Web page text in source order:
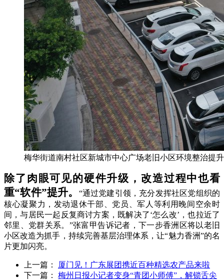
梅华街道南村社区新城市中心广场老旧小区环境整治提
除了肉眼可见的硬件升级，改造过程中也看
重“软件”提升。
“通过党建引领，充分发挥社区党组织的
核心凝聚力，发动退休干部、党员、军人等利用晚间空余时
间，与居民一起反复商讨方案，既解决了‘怎么改’，也拉近了
邻里、党群关系。”张富甲告诉记者，下一步香洲区将以老旧
小区改造为抓手，持续完善基层治理体系，让“魅力香洲”的名
片更加闪亮。
上一篇：
厦门见！广东展团携近百种精选农产品来啦
下一篇： 梅州日报小记者变身“青团小师傅”，解锁舌尖